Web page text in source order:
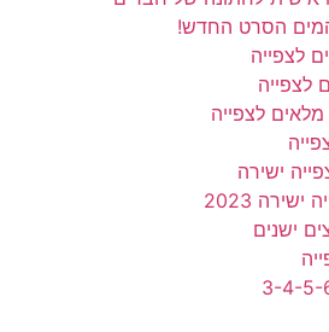
הסרט החדש!
לצפייה
לצפייה
לצפייה
ישירה
2023
ישנים